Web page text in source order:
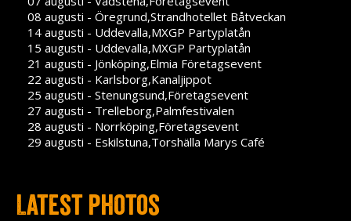
08 augusti - Öregrund,Strandhotellet Båtveckan
14 augusti - Uddevalla,MXGP Partyplatån
15 augusti - Uddevalla,MXGP Partyplatån
21 augusti - Jönköping,Elmia Företagsevent
22 augusti - Karlsborg,Kanaljippot
25 augusti - Stenungsund,Företagsevent
27 augusti - Trelleborg,Palmfestivalen
28 augusti - Norrköping,Företagsevent
29 augusti - Eskilstuna,Torshälla Marys Café
Latest photos